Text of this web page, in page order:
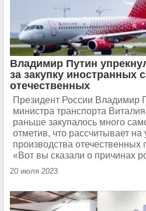
Владимир Путин
за закупку иностранных
отечественных
Президент России Владимир
министра транспорта
раньше закупалось много
отметив, что рассчитывает на
производства отечественных
«Вот вы сказали о причинах
20 июля 2023